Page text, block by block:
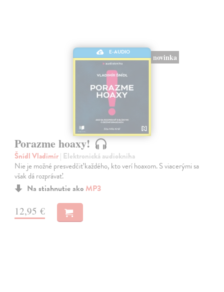
E-AUDIO
novinka
Porazme hoaxy!
Šnídl Vladimír| Elektronická audiokniha
Nie je možné presvedčiť každého, kto verí hoaxom. S viacerými sa
však dá rozprávať.
Na stiahnutie ako MP3
12,95 €